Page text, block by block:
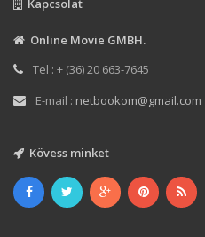
Kapcsolat
Online Movie GMBH.
Tel : + (36) 20 663-7645
E-mail : netbookom@gmail.com
Kövess minket